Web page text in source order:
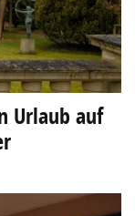
Urlaub auf